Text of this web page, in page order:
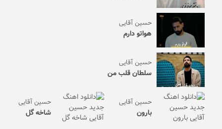
حسین آقایی
هواتو دارم
حسین آقایی
سلطان قلب من
حسین آقایی
بارون
حسین آقایی
شاخه گل